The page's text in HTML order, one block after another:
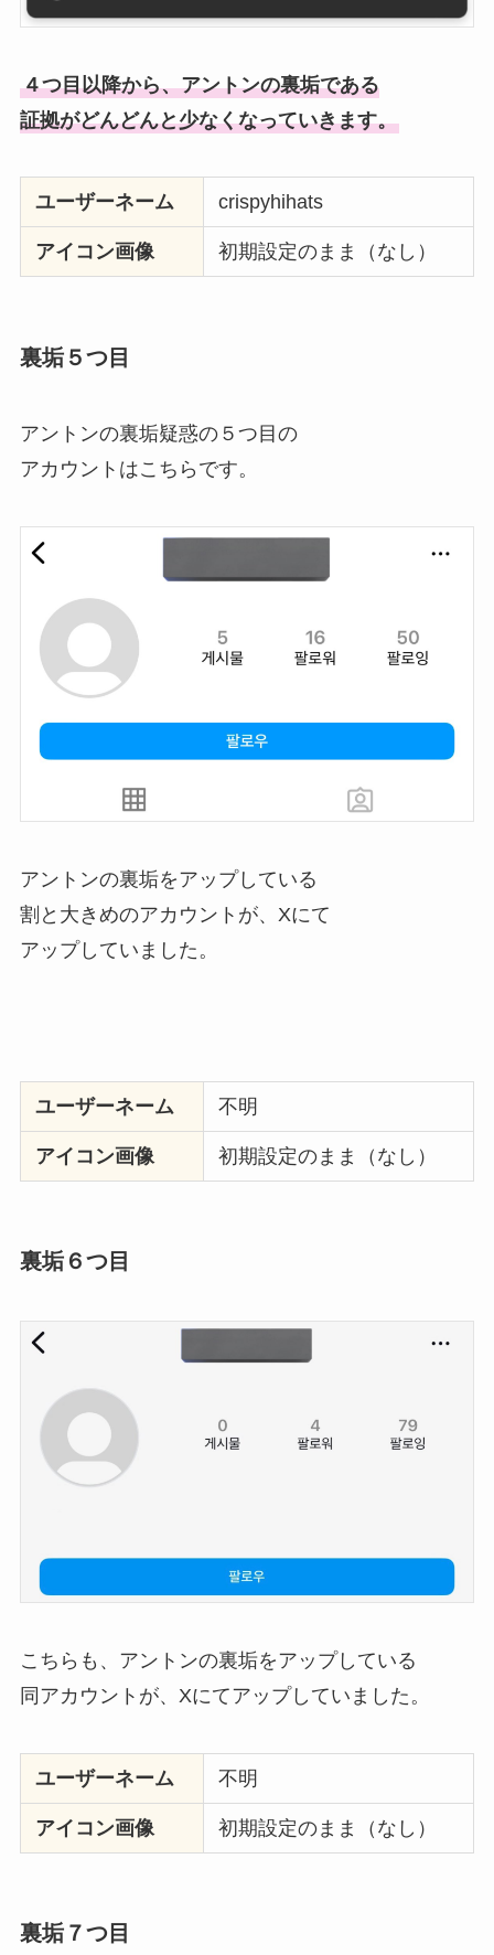
４つ目以降から、アントンの裏垢である
証拠がどんどんと少なくなっていきます。
ユーザーネーム crispyhihats
アイコン画像 初期設定のまま（なし）
裏垢５つ目
アントンの裏垢疑惑の５つ目の
アカウントはこちらです。
アントンの裏垢をアップしている
割と大きめのアカウントが、Xにて
アップしていました。
ユーザーネーム 不明
アイコン画像 初期設定のまま（なし）
裏垢６つ目
こちらも、アントンの裏垢をアップしている
同アカウントが、Xにてアップしていました。
ユーザーネーム 不明
アイコン画像 初期設定のまま（なし）
裏垢７つ目